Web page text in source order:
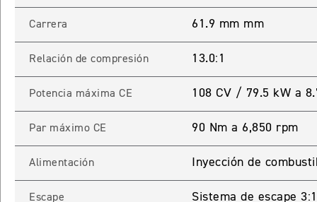
STREET TRIPLE R
Precio desde $11.690.000
NEWTRIDENT 800
Precio desde $12.690.000
RX
Carrera 61.9 mm mm
Relación de compresión 13.0:1
Potencia máxima CE 108 CV / 79.5 kW a
Par máximo CE 90 Nm a 6,850 rpm
Alimentación Inyección de
Escape Sistema de escape